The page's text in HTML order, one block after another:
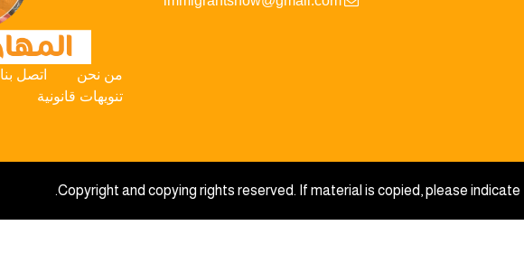
من نحن اتصل بنا
تنويهات قانونية
Copyright and copying rights reserved. If material is copied, please indicate